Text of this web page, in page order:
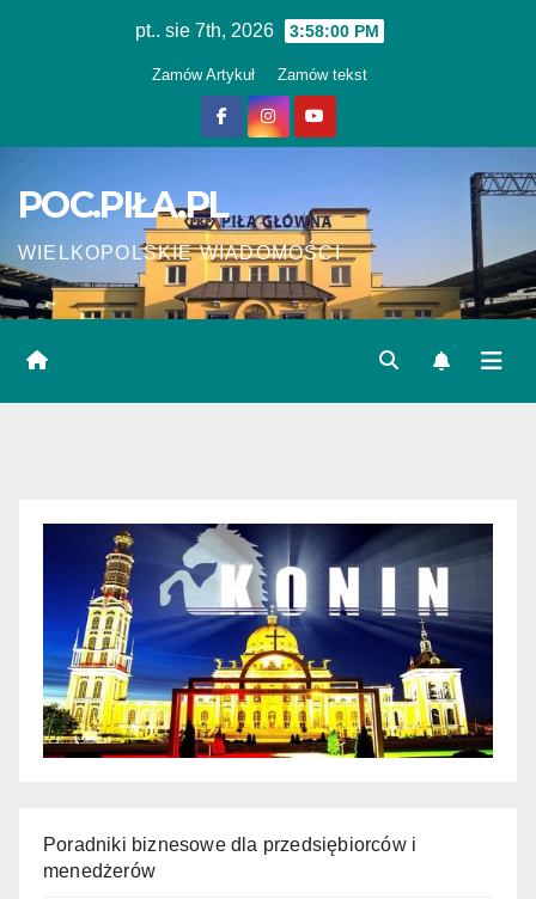
pt.. sie 7th, 2026 3:58:00 PM
Zamów Artykuł Zamów tekst
POC.PIŁA.PL
WIELKOPOLSKIE WIADOMOŚCI
Poradniki biznesowe dla przedsiębiorców i
menedżerów